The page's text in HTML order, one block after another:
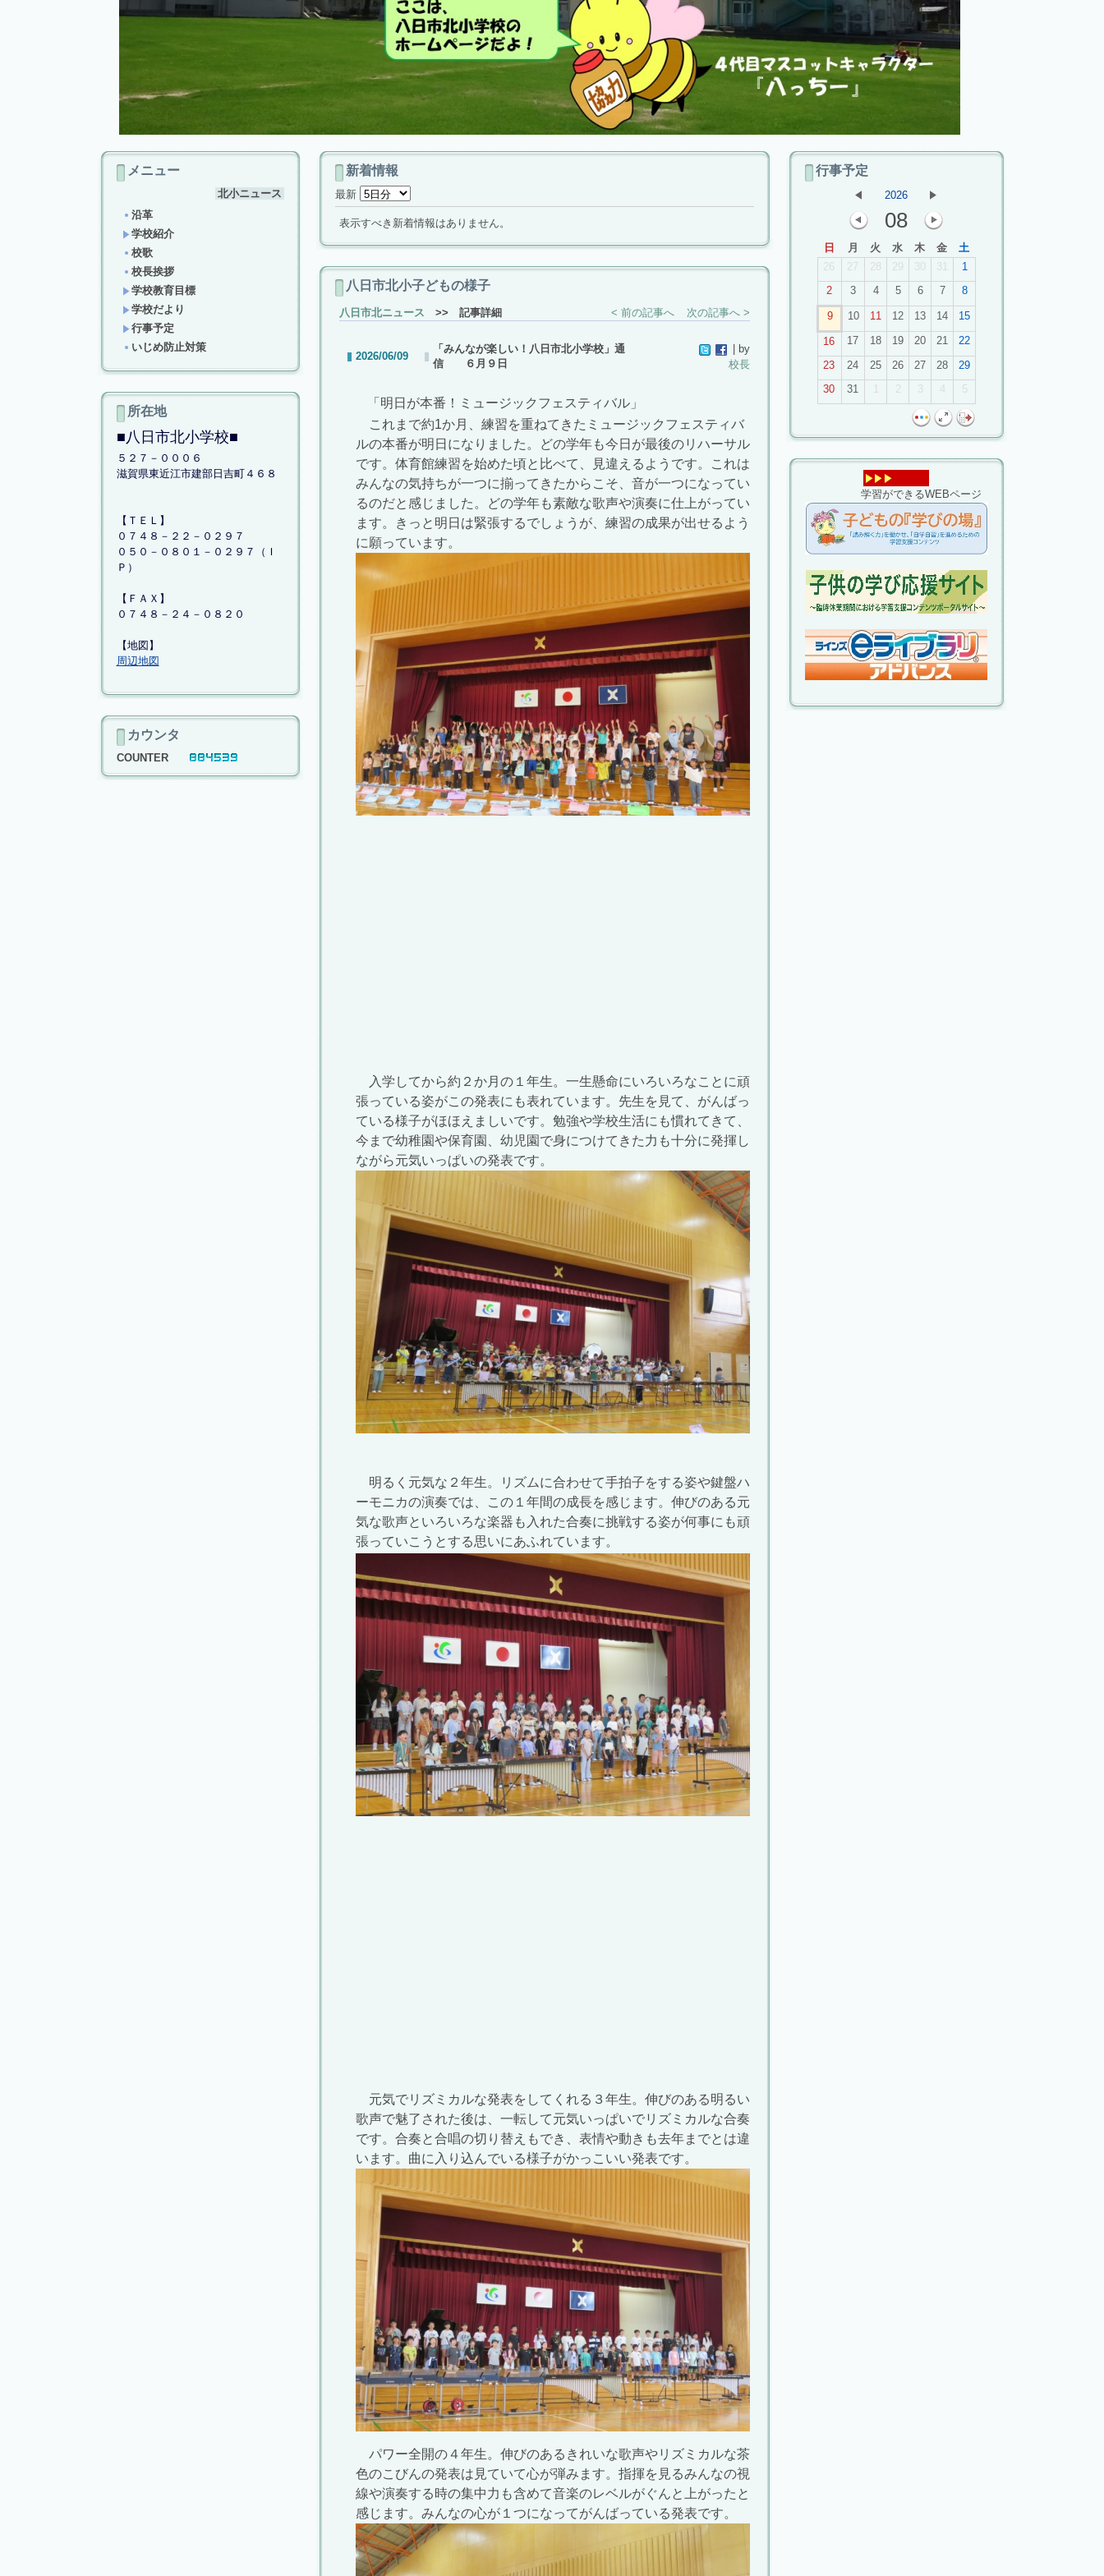
メニュー
北小ニュース
沿革
学校紹介
校歌
校長挨拶
学校教育目標
学校だより
行事予定
いじめ防止対策
所在地
■八日市北小学校■
５２７－０００６
滋賀県東近江市建部日吉町４６８
【ＴＥＬ】
０７４８－２２－０２９７
０５０－０８０１－０２９７（Ｉ
Ｐ）
【ＦＡＸ】
０７４８－２４－０８２０
【地図】
周辺地図
カウンタ
COUNTER
新着情報
最新
表示すべき新着情報はありません。
八日市北小子どもの様子
八日市北ニュース >> 記事詳細 < 前の記事へ 次の記事へ >
2026/06/09
「みんなが楽しい！八日市北小学校」通
信 ６月９日
| by
校長
「明日が本番！ミュージックフェスティバル」
これまで約1か月、練習を重ねてきたミュージックフェスティバ
ルの本番が明日になりました。どの学年も今日が最後のリハーサル
です。体育館練習を始めた頃と比べて、見違えるようです。これは
みんなの気持ちが一つに揃ってきたからこそ、音が一つになってい
るのだと感じました。どの学年も素敵な歌声や演奏に仕上がってい
ます。きっと明日は緊張するでしょうが、練習の成果が出せるよう
に願っています。
入学してから約 ２ か月の１年生。一生懸命にいろいろなことに頑
張っている姿がこの発表にも表れています。先生を見て、がんばっ
ている様子がほほえましいです。勉強や学校生活にも慣れてきて、
今まで幼稚園や保育園、幼児園で身につけてきた力も十分に発揮し
ながら元気いっぱいの発表です。
明るく元気な２年生。リズムに合わせて手拍子をする姿や鍵盤ハ
ーモニカの演奏では、この１年間の成長を感じます。伸びのある元
気な歌声といろいろな楽器も入れた合奏に挑戦する姿が何事にも頑
張っていこうとする思いにあふれています。
元気でリズミカルな発表をしてくれる３年生。伸びのある明るい
歌声で魅了された後は、一転して元気いっぱいでリズミカルな合奏
です。合奏と合唱の切り替えもでき、表情や動きも去年までとは違
います。曲に入り込んでいる様子がかっこいい発表です。
パワー全開の４年生。伸びのあるきれいな歌声やリズミカルな茶
色のこびんの発表は見ていて心が弾みます。指揮を見るみんなの視
線や演奏する時の集中力も含めて音楽のレベルがぐんと上がったと
感じます。みんなの心が１つになってがんばっている発表です。
行事予定
2026
08
日 月 火 水 木 金
土
26
27 28 29 30 31
1
2
3 4 5 6 7 8
9 10 11 12 13 14 15
16 17 18 19 20 21
22
23
24 25 26 27 28
29
30
31 1 2 3 5
学習ができるWEBページ